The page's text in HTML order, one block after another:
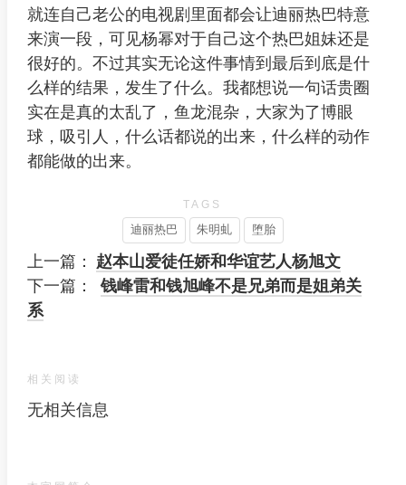
就连自己老公的电视剧里面都会让迪丽热巴特意
来演一段，可见杨幂对于自己这个热巴姐妹还是
很好的。不过其实无论这件事情到最后到底是什
么样的结果，发生了什么。我都想说一句话贵圈
实在是真的太乱了，鱼龙混杂，大家为了博眼
球，吸引人，什么话都说的出来，什么样的动作
都能做的出来。
TAGS
迪丽热巴 朱明虬 堕胎
上一篇：
赵本山爱徒任娇和华谊艺人杨旭文
下一篇：
钱峰雷和钱旭峰不是兄弟而是姐弟关
系
相关阅读
无相关信息